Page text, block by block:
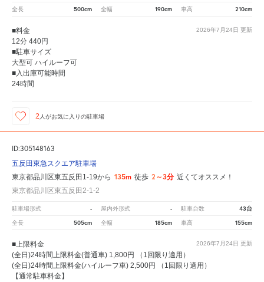
全長 500cm 全幅 190cm 車高 210cm
2026年7月24日 更新
■料金
12分 440円
■駐車サイズ
大型可 ハイルーフ可
■入出庫可能時間
24時間
2 人がお気に入りの駐車場
ID:305148163
五反田東急スクエア駐車場
東京都品川区東五反田1-19から 135m 徒歩 2～3分 近くてオススメ！
東京都品川区東五反田2-1-2
駐車場形式 - 屋内外形式 - 駐車台数 43台
全長 505cm 全幅 185cm 車高 155cm
2026年7月24日 更新
■上限料金
(全日)24時間上限料金(普通車) 1,800円 （1回限り適用）
(全日)24時間上限料金(ハイルーフ車) 2,500円 （1回限り適用）
【通常駐車料金】